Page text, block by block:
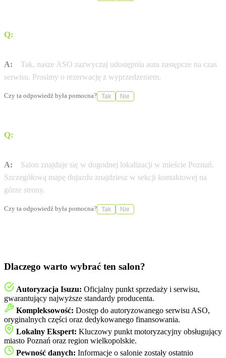
Q:
A:
Tak, nasze ASO zazwyczaj udostępnia auta zastępcze na czas
serwisu. Prosimy o rezerwację z wyprzedzeniem.
Czy ta odpowiedź była pomocna? Tak Nie
Q:
A:
Salon znajduje się w dogodnej lokalizacji w mieście Poznań.
Szczegółową mapę dojazdu znajdziesz w sekcji kontaktowej na
górze strony.
Czy ta odpowiedź była pomocna? Tak Nie
Dlaczego warto wybrać ten salon?
Autoryzacja Isuzu: Oficjalny punkt sprzedaży i serwisu,
gwarantujący najwyższe standardy producenta.
Kompleksowość: Dostęp do autoryzowanego serwisu ASO,
oryginalnych części oraz dedykowanego finansowania.
Lokalny Ekspert: Kluczowy punkt motoryzacyjny obsługujący
miasto Poznań oraz region wielkopolskie.
Pewność danych: Informacje o salonie zostały ostatnio